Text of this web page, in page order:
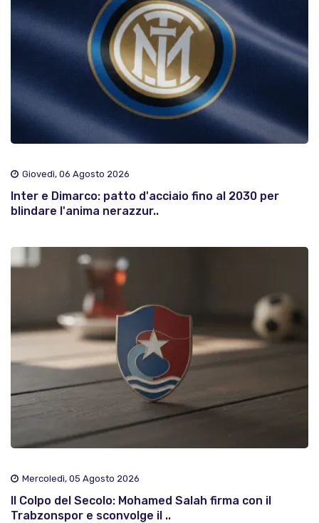
Giovedì, 06 Agosto 2026
Inter e Dimarco: patto d'acciaio fino al 2030 per
blindare l'anima nerazzur..
Mercoledì, 05 Agosto 2026
Il Colpo del Secolo: Mohamed Salah firma con il
Trabzonspor e sconvolge il ..